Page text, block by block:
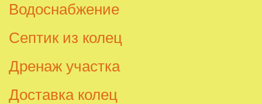
Водоснабжение
Септик из колец
Дренаж участка
Доставка колец